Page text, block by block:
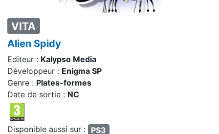
VITA
Alien Spidy
Editeur : Kalypso Media
Développeur : Enigma SP
Genre : Plates-formes
Date de sortie : NC
Disponible aussi sur : PS3